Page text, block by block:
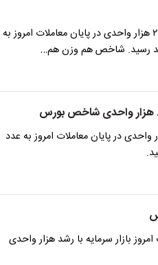
شاخص کل بورس امروز با رشد ۲۹ هزار واحدی در پایان معاملات امروز به
بورس با رشد ۸۲ هزار واحدی در پایان معاملات امروز به عدد
بازار سرمایه با رشد هزار واحدی